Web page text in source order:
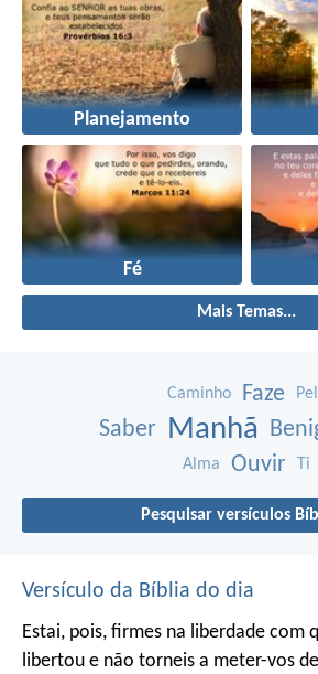
Planejamento
Fé
Mais Temas...
Caminho Faze
Saber Manhã
Alma Ouvir Ti
Pesquisar versículos
Versículo da Bíblia do dia
Estai, pois, firmes na liberdade com
libertou e não torneis a meter-vos